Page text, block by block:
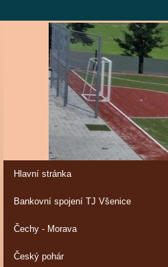
Hlavní stránka
Bankovní spojení TJ Všenice
Čechy - Morava
Český pohár